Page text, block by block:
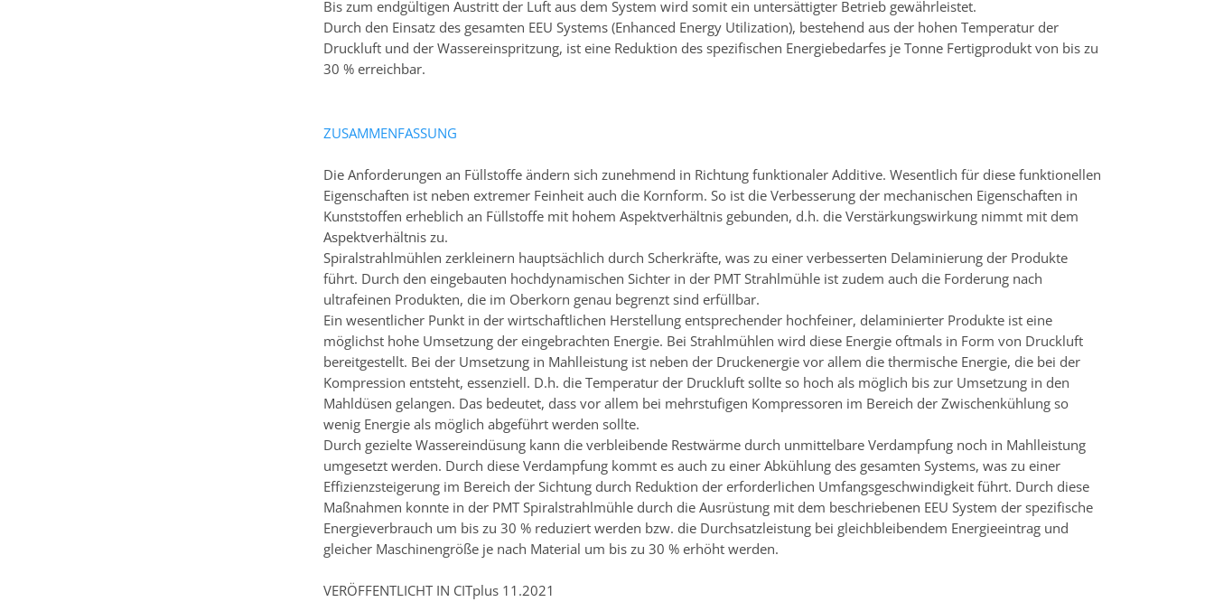
Bis zum endgültigen Austritt der Luft aus dem System wird somit ein untersättigter Betrieb gewährleistet.
Durch den Einsatz des gesamten EEU Systems (Enhanced Energy Utilization), bestehend aus der hohen Temperatur der
Druckluft und der Wassereinspritzung, ist eine Reduktion des spezifischen Energiebedarfes je Tonne Fertigprodukt von bis zu
30 % erreichbar.
ZUSAMMENFASSUNG
Die Anforderungen an Füllstoffe ändern sich zunehmend in Richtung funktionaler Additive. Wesentlich für diese funktionellen
Eigenschaften ist neben extremer Feinheit auch die Kornform. So ist die Verbesserung der mechanischen Eigenschaften in
Kunststoffen erheblich an Füllstoffe mit hohem Aspektverhältnis gebunden, d.h. die Verstärkungswirkung nimmt mit dem
Aspektverhältnis zu.
Spiralstrahlmühlen zerkleinern hauptsächlich durch Scherkräfte, was zu einer verbesserten Delaminierung der Produkte
führt. Durch den eingebauten hochdynamischen Sichter in der PMT Strahlmühle ist zudem auch die Forderung nach
ultrafeinen Produkten, die im Oberkorn genau begrenzt sind erfüllbar.
Ein wesentlicher Punkt in der wirtschaftlichen Herstellung entsprechender hochfeiner, delaminierter Produkte ist eine
möglichst hohe Umsetzung der eingebrachten Energie. Bei Strahlmühlen wird diese Energie oftmals in Form von Druckluft
bereitgestellt. Bei der Umsetzung in Mahlleistung ist neben der Druckenergie vor allem die thermische Energie, die bei der
Kompression entsteht, essenziell. D.h. die Temperatur der Druckluft sollte so hoch als möglich bis zur Umsetzung in den
Mahldüsen gelangen. Das bedeutet, dass vor allem bei mehrstufigen Kompressoren im Bereich der Zwischenkühlung so
wenig Energie als möglich abgeführt werden sollte.
Durch gezielte Wassereindüsung kann die verbleibende Restwärme durch unmittelbare Verdampfung noch in Mahlleistung
umgesetzt werden. Durch diese Verdampfung kommt es auch zu einer Abkühlung des gesamten Systems, was zu einer
Effizienzsteigerung im Bereich der Sichtung durch Reduktion der erforderlichen Umfangsgeschwindigkeit führt. Durch diese
Maßnahmen konnte in der PMT Spiralstrahlmühle durch die Ausrüstung mit dem beschriebenen EEU System der spezifische
Energieverbrauch um bis zu 30 % reduziert werden bzw. die Durchsatzleistung bei gleichbleibendem Energieeintrag und
gleicher Maschinengröße je nach Material um bis zu 30 % erhöht werden.
VERÖFFENTLICHT IN CITplus 11.2021